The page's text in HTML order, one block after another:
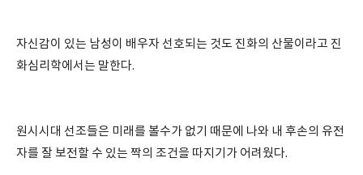
자신감이 있는 남성이 배우자 선호되는 것도 진화의 산물이라고 진
화심리학에서는 말한다.
원시시대 선조들은 미래를 볼수가 없기 때문에 나와 내 후손의 유전
자를 잘 보전할 수 있는 짝의 조건을 따지기가 어려웠다.